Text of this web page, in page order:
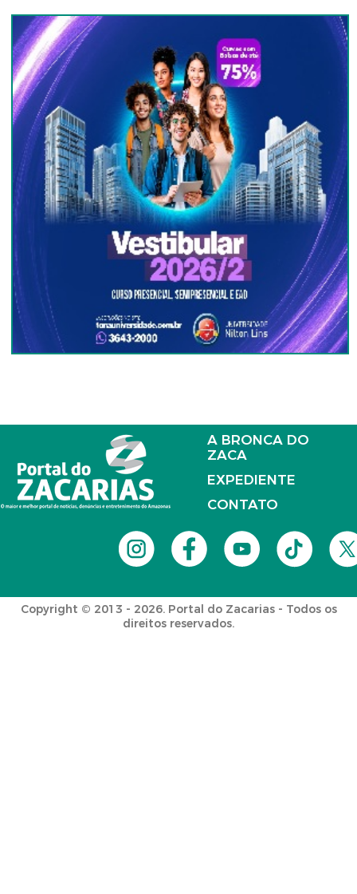
A BRONCA DO
ZACA
EXPEDIENTE
CONTATO
Copyright © 2013 - 2026. Portal do Zacarias - Todos os
direitos reservados.